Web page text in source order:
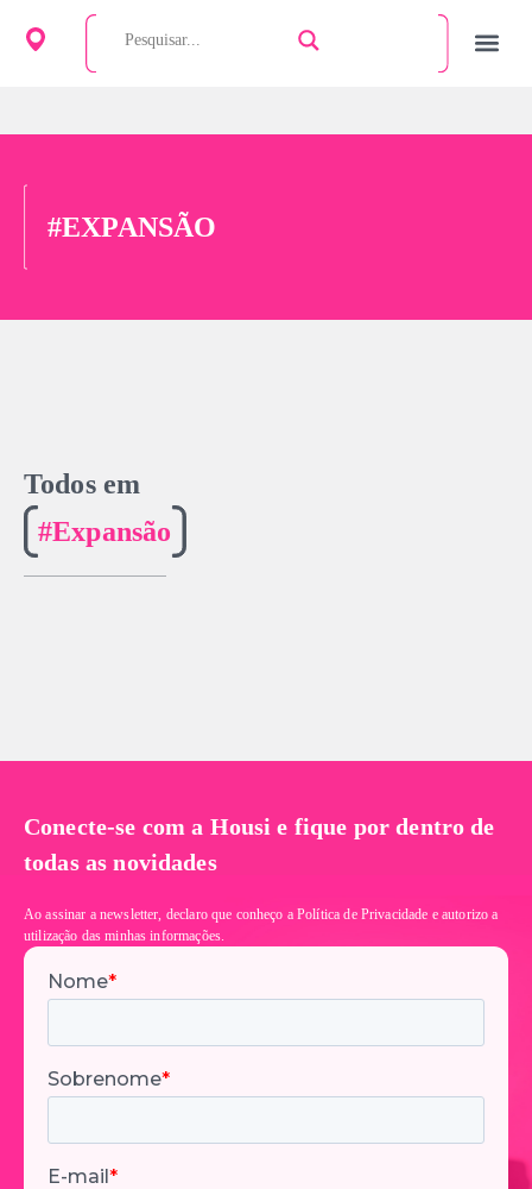
#EXPANSÃO
Todos em
#Expansão
Conecte-se com a Housi e fique por dentro de
todas as novidades
Ao assinar a newsletter, declaro que conheço a Política de Privacidade e autorizo a
utilização das minhas informações.